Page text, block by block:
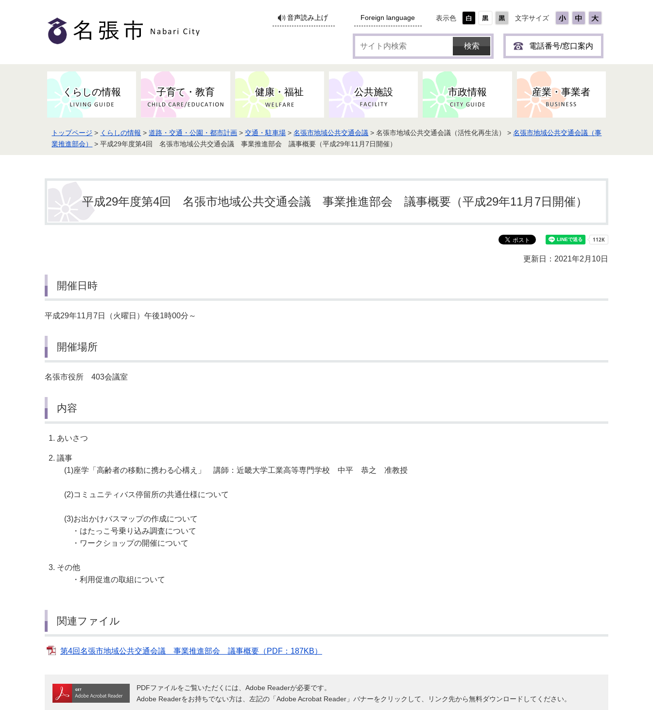
音声読み上げ Foreign language 表示色 文字サイズ
イ
ト
検
索
電話番号/窓口案内
くらしの情報
届出・証明 税 ごみ・リサイクル 環境・ペット・蜂等
防災・防犯・消防・行方不明 地域づくり・市民活動 文化・生涯学習 人権・男女共同参画
子育て・教育
妊娠・出産 子育て支援
子育てにかかる各種手当／ひとり
親・寡婦家庭への支援
保育所(園)・幼稚園・認定こども
予防接種 子ども発達支援センター こども支援センターかがやき 子どもの健診
ール
健康・福祉
健康・検（健）診・予防接種 地域福祉 高齢者福祉 障害者福祉
被災者支援 病気・けが・AED
公共施設
地域医療 防災・消防 子育て・教育 斎場・墓園
設
市政情報
市の条例・計画・方針 監査 記者会見 出前トーク
市の人事・職員採用 市からのお知らせ 広報・広聴 人口・統計
市の窓口一覧
公民連携 遺贈寄附
産業・事業者
事業者の方へお知らせ 各種広告・協賛のご案内 事業系ごみ・廃棄物 防災協力事業所登録制度
観光業 農林業 農業委員会 名張市産業活性化推進協議会
トップページ > くらしの情報 >道路・交通・公園・都市計画 >交通・駐車場 >名張市地域公共交通会議 > 名張市地域公共交通会議（活性化再生法） >名張市地域公共交通会議（事
業推進部会）
> 平成29年度第4回 名張市地域公共交通会議 事業推進部会 議事概要（平成29年11月7日開催）
平成29年度第4回 名張市地域公共交通会議 事業推進部会 議事概要（平成29年11月7日開催）
更新日：2021年2月10日
開催日時
平成29年11月7日（火曜日）午後1時00分～
開催場所
名張市役所 403会議室
内容
1. あいさつ
2. 議事
(1)座学「高齢者の移動に携わる心構え」 講師：近畿大学工業高等専門学校 中平 恭之 准教授
(2)コミュニティバス停留所の共通仕様について
(3)お出かけバスマップの作成について
・はたっこ号乗り込み調査について
・ワークショップの開催について
3. その他
・利用促進の取組について
関連ファイル
第4回名張市地域公共交通会議 事業推進部会 議事概要（PDF：187KB）
PDFファイルをご覧いただくには、Adobe Readerが必要です。
Adobe Readerをお持ちでない方は、左記の「Adobe Acrobat Reader」バナーをクリックして、リンク先から無料ダウンロードしてください。